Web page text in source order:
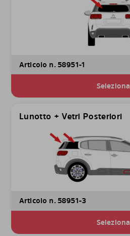
Articolo n. 58951-1
Seleziona
Lunotto + Vetri Posteriori
Articolo n. 58951-3
Seleziona